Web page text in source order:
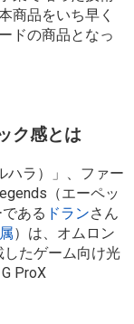
商品をいち早く
ドの商品となっ
ク感とは
ハラ）」、ファー
（エーペッ
ある ドランさん
）は、オムロン
したゲーム向け光
ProX